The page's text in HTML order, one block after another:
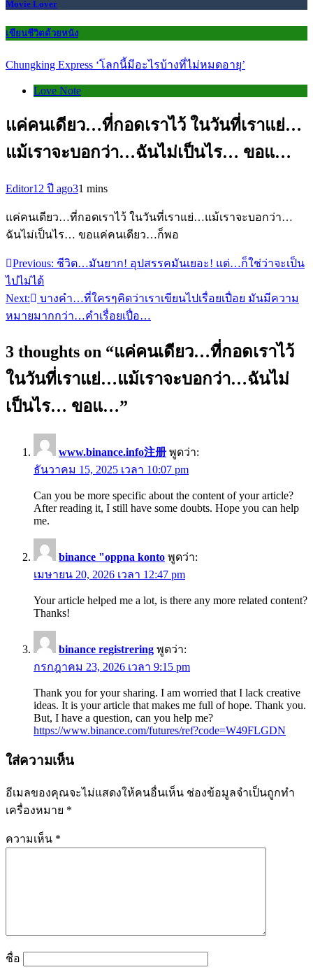
Movie Lover
เขียนชีวิตด้วยหนัง
Chungking Express ‘โลกนี้มีอะไรบ้างที่ไม่หมดอายุ’
Love Note
แค่คนเดียว…ที่กอดเราไว้ ในวันที่เราแย่…
แม้เราจะบอกว่า…ฉันไม่เป็นไร… ขอแ…
Editor12 ปี ago31 mins
แค่คนเดียว…ที่กอดเราไว้ ในวันที่เราแย่…แม้เราจะบอกว่า…
ฉันไม่เป็นไร… ขอแค่คนเดียว…ก็พอ
แนะแนว
เรื่อง
Previous: ชีวิต…มันยาก! อุปสรรคมันเยอะ! แต่…ก็ใช่ว่าจะเป็น
ไปไม่ได้
Next:
บางคำ…ที่ใครๆคิดว่าเราเขียนไปเรื่อยเปื่อย มันมีความ
หมายมากกว่า…คำเรื่อยเปื่อ…
3 thoughts on “แค่คนเดียว…ที่กอดเราไว้
ในวันที่เราแย่…แม้เราจะบอกว่า…ฉันไม่
เป็นไร… ขอแ…”
www.binance.info注册 พูดว่า:
ธันวาคม 15, 2025 เวลา 10:07 pm
Can you be more specific about the content of your article?
After reading it, I still have some doubts. Hope you can help
me.
binance "oppna konto พูดว่า:
เมษายน 20, 2026 เวลา 12:47 pm
Your article helped me a lot, is there any more related content?
Thanks!
binance registrering พูดว่า:
กรกฎาคม 23, 2026 เวลา 9:15 pm
Thank you for your sharing. I am worried that I lack creative
ideas. It is your article that makes me full of hope. Thank you.
But, I have a question, can you help me?
https://www.binance.com/futures/ref?code=W49FLGDN
ใส่ความเห็น
อีเมลของคุณจะไม่แสดงให้คนอื่นเห็น ช่องข้อมูลจำเป็นถูกทำ
เครื่องหมาย *
ความเห็น *
ชื่อ